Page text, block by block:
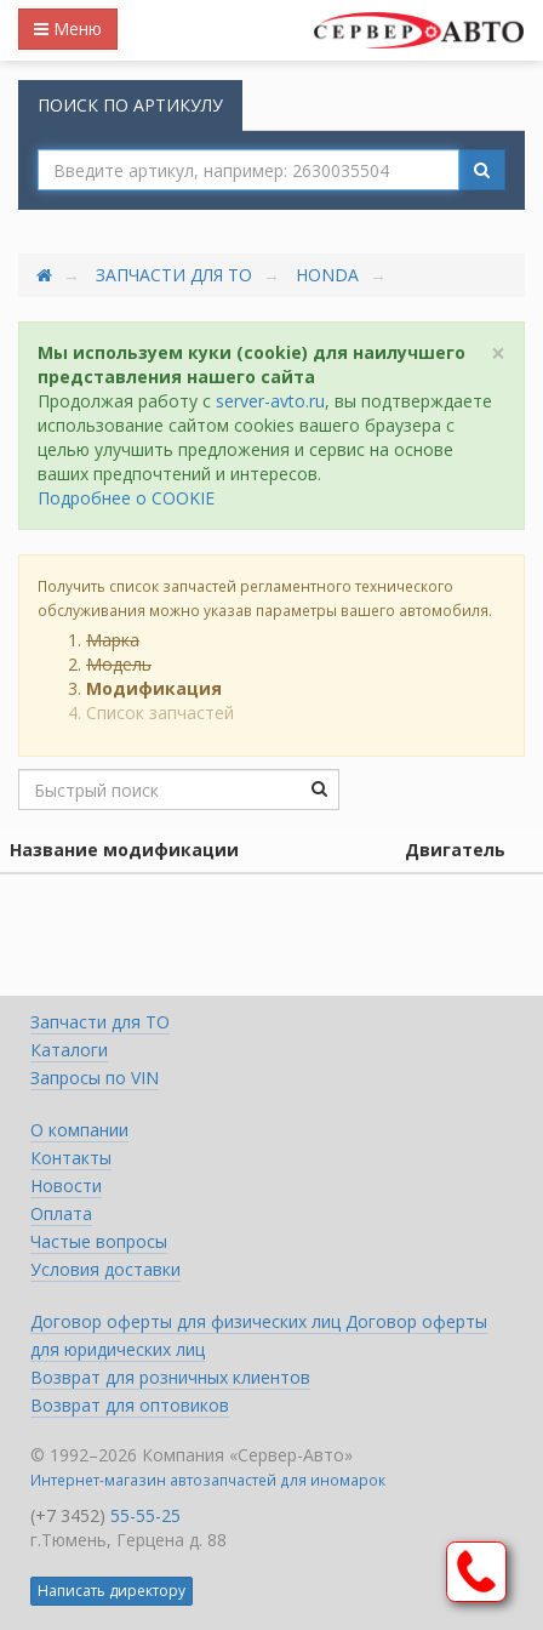
Меню
ПОИСК ПО АРТИКУЛУ
ЗАПЧАСТИ ДЛЯ ТО HONDA
×
Мы используем куки (cookie) для наилучшего
представления нашего сайта
Продолжая работу с server-avto.ru, вы подтверждаете
использование сайтом cookies вашего браузера с
целью улучшить предложения и сервис на основе
ваших предпочтений и интересов.
Подробнее о COOKIE
Получить список запчастей регламентного технического
обслуживания можно указав параметры вашего автомобиля.
Марка
Модель
Модификация
Список запчастей
Название модификации Двигатель
Запчасти для ТО
Каталоги
Запросы по VIN
О компании
Контакты
Новости
Оплата
Частые вопросы
Условия доставки
Договор оферты для физических лиц Договор оферты
для юридических лиц
Возврат для розничных клиентов
Возврат для оптовиков
© 1992–2026 Компания «Сервер-Авто»
Интернет-магазин автозапчастей для иномарок
(+7 3452) 55-55-25
г.Тюмень, Герцена д. 88
Написать директору